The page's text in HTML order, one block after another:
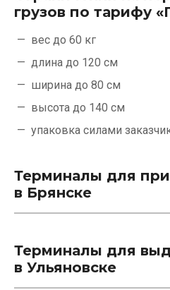
грузов по тарифу
вес до 60 кг
длина до 120 см
ширина до 80 см
высота до 140 см
упаковка силами
Терминалы для
в Брянске
Терминалы для
в Ульяновске